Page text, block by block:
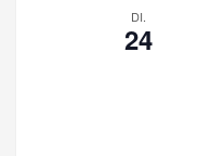
DI.
24